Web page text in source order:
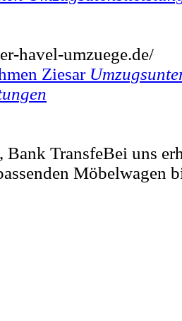
havel-umzuege.de/
Ziesar
Bank TransfeBei uns
Möbelwagen